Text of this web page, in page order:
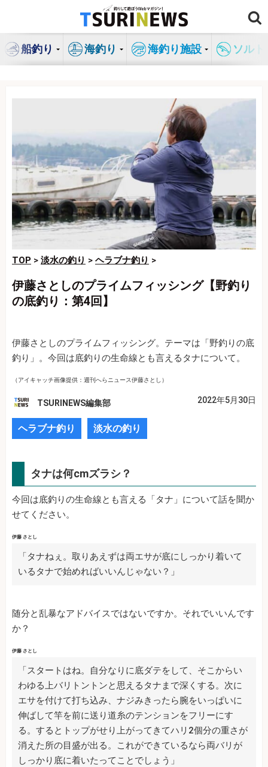
ン
船釣り 海釣り 海釣り施設 ソル
TOP > 淡水の釣り > ヘラブナ釣り >
伊藤さとしのプライムフィッシング【野釣り
の底釣り：第4回】
伊藤さとしのプライムフィッシング。テーマは「野釣りの底
釣り」。今回は底釣りの生命線とも言えるタナについて。
（アイキャッチ画像提供：週刊へらニュース伊藤さとし）
TSURINEWS編集部 2022年5月30日
ヘラブナ釣り 淡水の釣り
タナは何cmズラシ？
今回は底釣りの生命線とも言える「タナ」について話を聞か
せてください。
伊藤 さとし
「タナねぇ。取りあえずは両エサが底にしっかり着いて
いるタナで始めればいいんじゃない？」
随分と乱暴なアドバイスではないですか。それでいいんです
か？
伊藤 さとし
「スタートはね。自分なりに底ダテをして、そこからい
わゆる上バリトントンと思えるタナまで深くする。次に
エサを付けて打ち込み、ナジみきったら腕をいっぱいに
伸ばして竿を前に送り道糸のテンションをフリーにす
る。するとトップがせり上がってきてハリ2個分の重さが
消えた所の目盛が出る。これができているなら両バリが
しっかり底に着いたってことでしょう」